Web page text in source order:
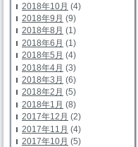
2018年10月 (4)
2018年9月 (9)
2018年8月 (1)
2018年6月 (1)
2018年5月 (4)
2018年4月 (3)
2018年3月 (6)
2018年2月 (5)
2018年1月 (8)
2017年12月 (2)
2017年11月 (4)
2017年10月 (5)